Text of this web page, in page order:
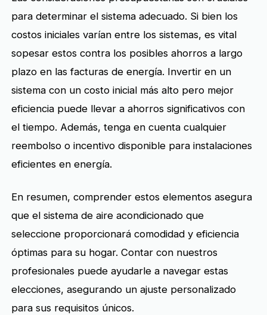
para determinar el sistema adecuado. Si bien los
costos iniciales varían entre los sistemas, es vital
sopesar estos contra los posibles ahorros a largo
plazo en las facturas de energía. Invertir en un
sistema con un costo inicial más alto pero mejor
eficiencia puede llevar a ahorros significativos con
el tiempo. Además, tenga en cuenta cualquier
reembolso o incentivo disponible para instalaciones
eficientes en energía.
En resumen, comprender estos elementos asegura
que el sistema de aire acondicionado que
seleccione proporcionará comodidad y eficiencia
óptimas para su hogar. Contar con nuestros
profesionales puede ayudarle a navegar estas
elecciones, asegurando un ajuste personalizado
para sus requisitos únicos.